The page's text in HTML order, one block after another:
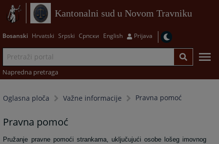
Kantonalni sud u Novom Travniku
Bosanski Hrvatski Srpski Српски English Prijava
Napredna pretraga
Oglasna ploča Važne informacije Pravna pomoć
Pravna pomoć
Pružanje pravne pomoći strankama, uključujući osobe lošeg imovnog